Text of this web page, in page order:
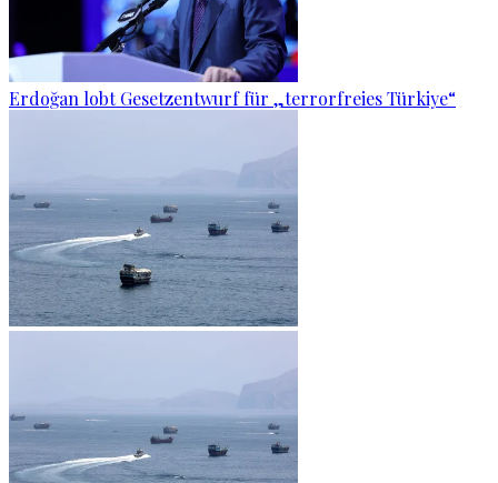
Erdoğan lobt Gesetzentwurf für „terrorfreies Türkiye“